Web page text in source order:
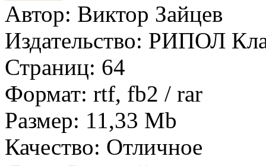
Автор: Виктор Зайцев
Издательство: РИПОЛ
Страниц: 64
Формат: rtf, fb2 / rar
Размер: 11,33 Mb
Качество: Отличное